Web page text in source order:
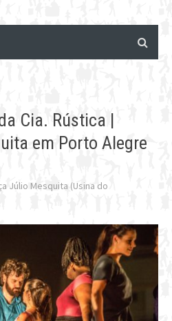
Cia. Rústica |
em Porto Alegre
Júlio Mesquita (Usina do